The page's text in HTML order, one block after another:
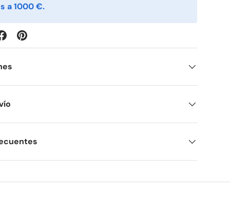
a 1000 €.